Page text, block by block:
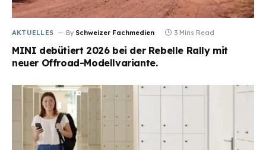
AKTUELLES By Schweizer Fachmedien 3 Mins Read
MINI debütiert 2026 bei der Rebelle Rally mit
neuer Offroad-Modellvariante.